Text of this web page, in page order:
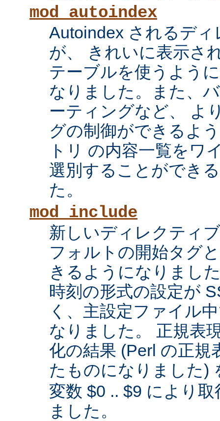
mod_autoindex
Autoindex されるデ
が、 きれいに表示さ
テーブルを使うよう
なりました。また、
ーティングなど、 よ
グの制御ができるよ
トリ の内容一覧をワ
選別することができ
た。
mod_include
新しいディレクティ
フォルトの開始タグ
きるようになりまし
時刻の形式の設定が
く、主設定ファイル
なりました。 正規表
化の結果 (Perl の正規
たものになりました)
変数 $0 .. $9 により
ました。